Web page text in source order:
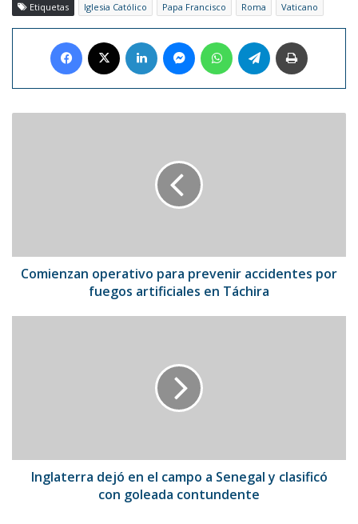
Etiquetas Iglesia Católico Papa Francisco Roma Vaticano
Facebook LinkedIn MessengerWhatsAppTelegram
en
Táchira
Comienzan operativo para prevenir accidentes por
fuegos artificiales en Táchira
clasificó
Inglaterra dejó en el campo a Senegal y clasificó
con goleada contundente